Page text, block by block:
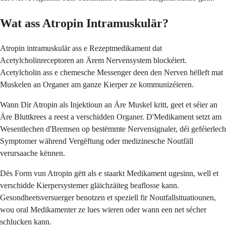
Wat ass Atropin Intramuskulär?
Atropin intramuskulär ass e Rezeptmedikament dat
Acetylcholinreceptoren an Ärem Nervensystem blockéiert.
Acetylcholin ass e chemesche Messenger deen den Nerven hëlleft mat
Muskelen an Organer am ganze Kierper ze kommunizéieren.
Wann Dir Atropin als Injektioun an Äre Muskel kritt, geet et séier an
Äre Bluttkrees a reest a verschidden Organer. D'Medikament setzt am
Wesentlechen d'Bremsen op bestëmmte Nervensignaler, déi geféierlech
Symptomer während Vergëftung oder medizinesche Noutfäll
verursaache kënnen.
Dës Form vun Atropin gëtt als e staarkt Medikament ugesinn, well et
verschidde Kierpersystemer gläichzäiteg beaflosse kann.
Gesondheetsversuerger benotzen et speziell fir Noutfallsituatiounen,
wou oral Medikamenter ze lues wieren oder wann een net sécher
schlucken kann.